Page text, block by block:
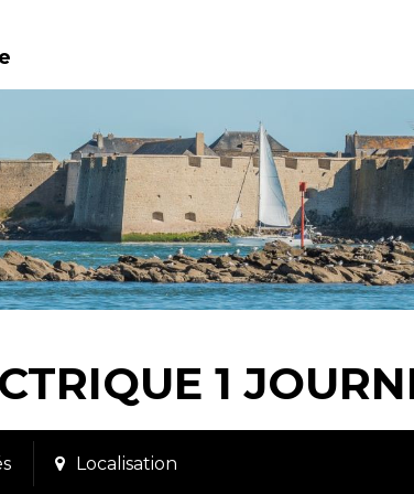
1
Localisation